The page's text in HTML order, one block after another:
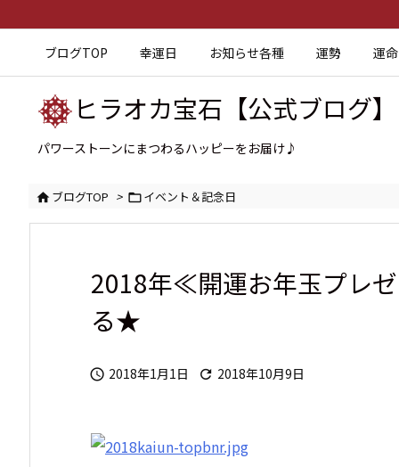
ブログTOP 幸運日 お知らせ各種 運勢 運命
ヒラオカ宝石【公式ブログ】
パワーストーンにまつわるハッピーをお届け♪
ブログTOP > イベント＆記念日
2018年≪開運お年玉プレ
る★
 2018年1月1日  2018年10月9日